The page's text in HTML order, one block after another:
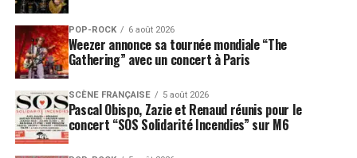
POP-ROCK 6 août 2026
Weezer annonce sa tournée mondiale “The
Gathering” avec un concert à Paris
SCÈNE FRANÇAISE 5 août 2026
Pascal Obispo, Zazie et Renaud réunis pour le
concert “SOS Solidarité Incendies” sur M6